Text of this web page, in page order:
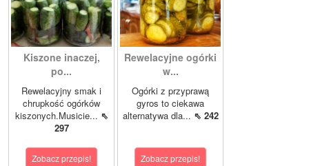
Kiszone inaczej,
po...
Rewelacyjny smak i
chrupkość ogórków
kiszonych.Musicie... ⇖
297
Zobacz przepis!
Rewelacyjne ogórki
w...
Ogórki z przyprawą
gyros to ciekawa
alternatywa dla... ⇖ 242
Zobacz przepis!